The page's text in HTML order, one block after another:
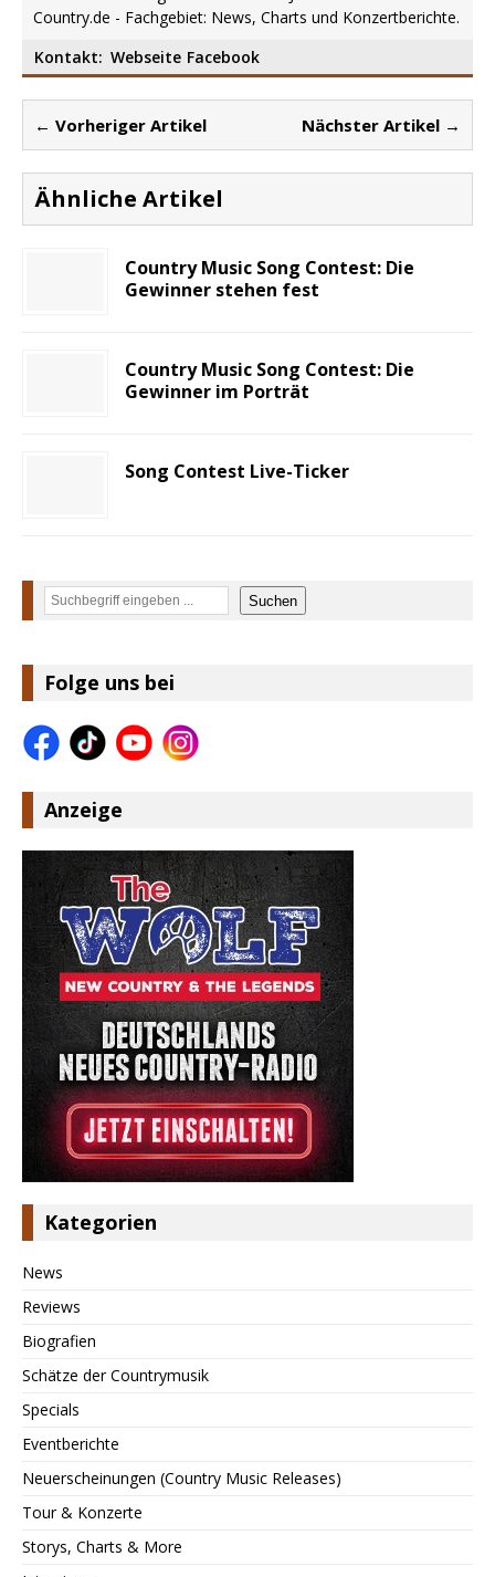
Country.de - Fachgebiet: News, Charts und Konzertberichte.
Kontakt: Webseite Facebook
← Vorheriger Artikel Nächster Artikel →
Ähnliche Artikel
Country Music Song Contest: Die
Gewinner stehen fest
Country Music Song Contest: Die
Gewinner im Porträt
Song Contest Live-Ticker
Suchen Suchen
Folge uns bei
Anzeige
Kategorien
News
Reviews
Biografien
Schätze der Countrymusik
Specials
Eventberichte
Neuerscheinungen (Country Music Releases)
Tour & Konzerte
Storys, Charts & More